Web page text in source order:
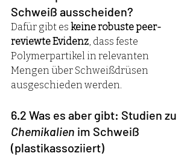
Schweiß ausscheiden?
Dafür gibt es keine robuste peer-
reviewte Evidenz, dass feste
Polymerpartikel in relevanten
Mengen über Schweißdrüsen
ausgeschieden werden.
6.2 Was es aber gibt: Studien zu
Chemikalien im Schweiß
(plastikassoziiert)